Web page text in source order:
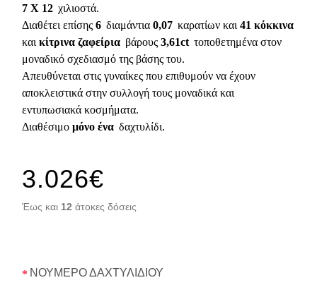
7 Χ 12 χιλιοστά.
Διαθέτει επίσης 6 διαμάντια 0,07 καρατίων και 41 κόκκινα
και κίτρινα ζαφείρια βάρους 3,61ct τοποθετημένα στον
μοναδικό σχεδιασμό της βάσης του.
Απευθύνεται στις γυναίκες που επιθυμούν να έχουν
αποκλειστικά στην συλλογή τους μοναδικά και
εντυπωσιακά κοσμήματα.
Διαθέσιμο μόνο ένα δαχτυλίδι.
3.026€
Έως και 12 άτοκες δόσεις
ΝΟΥΜΕΡΟ ΔΑΧΤΥΛΙΔΙΟΥ